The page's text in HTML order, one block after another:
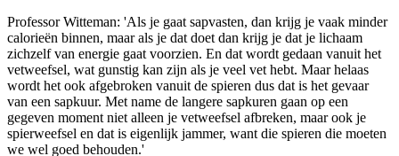
Professor Witteman: 'Als je gaat sapvasten, dan krijg je vaak minder
calorieën binnen, maar als je dat doet dan krijg je dat je lichaam
zichzelf van energie gaat voorzien. En dat wordt gedaan vanuit het
vetweefsel, wat gunstig kan zijn als je veel vet hebt. Maar helaas
wordt het ook afgebroken vanuit de spieren dus dat is het gevaar
van een sapkuur. Met name de langere sapkuren gaan op een
gegeven moment niet alleen je vetweefsel afbreken, maar ook je
spierweefsel en dat is eigenlijk jammer, want die spieren die moeten
we wel goed behouden.'